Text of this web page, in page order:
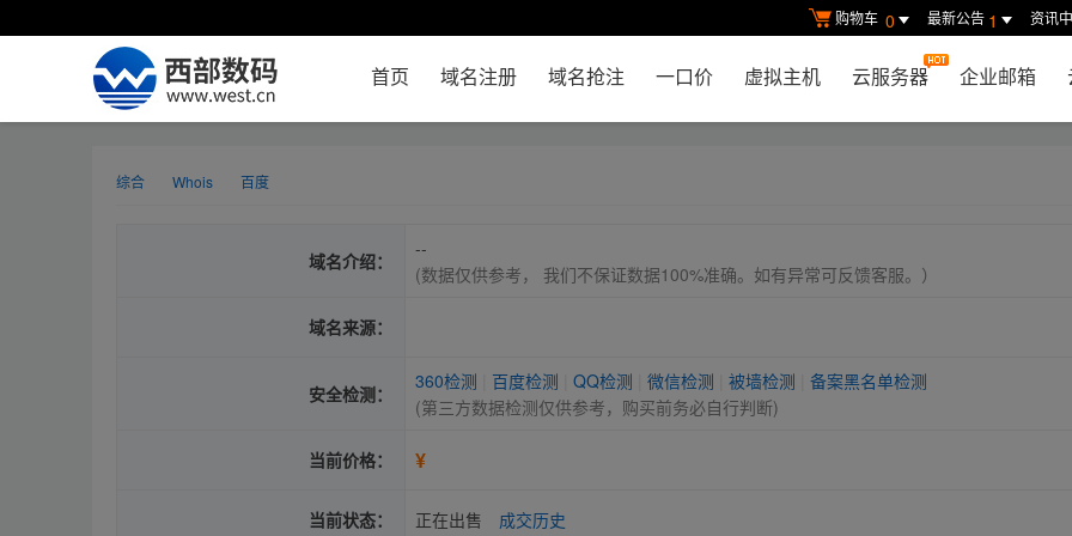
购物车 0 最新公告 1 资讯
首页 域名注册 域名抢注 一口价 虚拟主机 云服务器 企业邮箱
综合 Whois 百度
域名介绍：
--
(数据仅供参考， 我们不保证数据100%准确。如有异常可反馈客服。）
域名来源：
安全检测：
360检测 百度检测 QQ检测 微信检测 被墙检测
备案黑名单检测
(第三方数据检测仅供参考，购买前务必自行判断)
当前价格： ¥
当前状态： 正在出售 成交历史